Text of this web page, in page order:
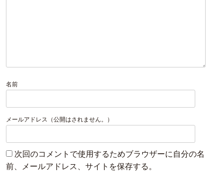
名前
メールアドレス（公開はされません。）
次回のコメントで使用するためブラウザーに自分の名
前、メールアドレス、サイトを保存する。